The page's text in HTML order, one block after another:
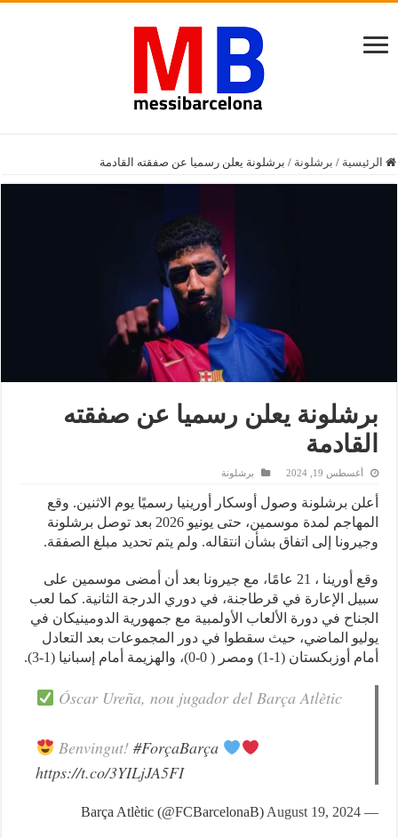
الرئيسية / برشلونة / برشلونة يعلن رسميا عن صفقته القادمة
برشلونة يعلن رسميا عن صفقته
القادمة
أغسطس 19, 2024 برشلونة
أعلن برشلونة وصول أوسكار أورينيا رسميًا يوم الاثنين. وقع
المهاجم لمدة موسمين، حتى يونيو 2026 بعد توصل برشلونة
وجيرونا إلى اتفاق بشأن انتقاله. ولم يتم تحديد مبلغ الصفقة.
وقع أورينا ، 21 عامًا، مع جيرونا بعد أن أمضى موسمين على
سبيل الإعارة في قرطاجنة، في دوري الدرجة الثانية. كما لعب
الجناح في دورة الألعاب الأولمبية مع جمهورية الدومينيكان في
يوليو الماضي، حيث سقطوا في دور المجموعات بعد التعادل
أمام أوزبكستان (1-1) ومصر ( 0-0)، والهزيمة أمام إسبانيا (1-3).
Óscar Ureña, nou jugador del Barça Atlètic
Benvingut! #ForçaBarça
https://t.co/3YILjJA5FI
— Barça Atlètic (@FCBarcelonaB)
August 19, 2024